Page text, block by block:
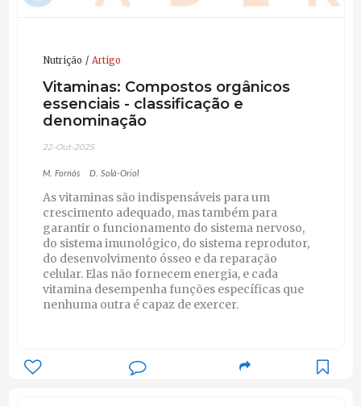
Nutrição Artigo
Vitaminas: Compostos orgânicos
essenciais - classificação e
denominação
22-Out-2025
M. Fornós D. Solà-Oriol
As vitaminas são indispensáveis para um
crescimento adequado, mas também para
garantir o funcionamento do sistema nervoso,
do sistema imunológico, do sistema reprodutor,
do desenvolvimento ósseo e da reparação
celular. Elas não fornecem energia, e cada
vitamina desempenha funções específicas que
nenhuma outra é capaz de exercer.